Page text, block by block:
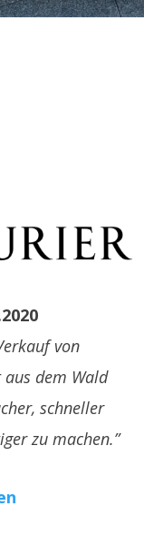
von
dem Wald
schneller
zu machen.”